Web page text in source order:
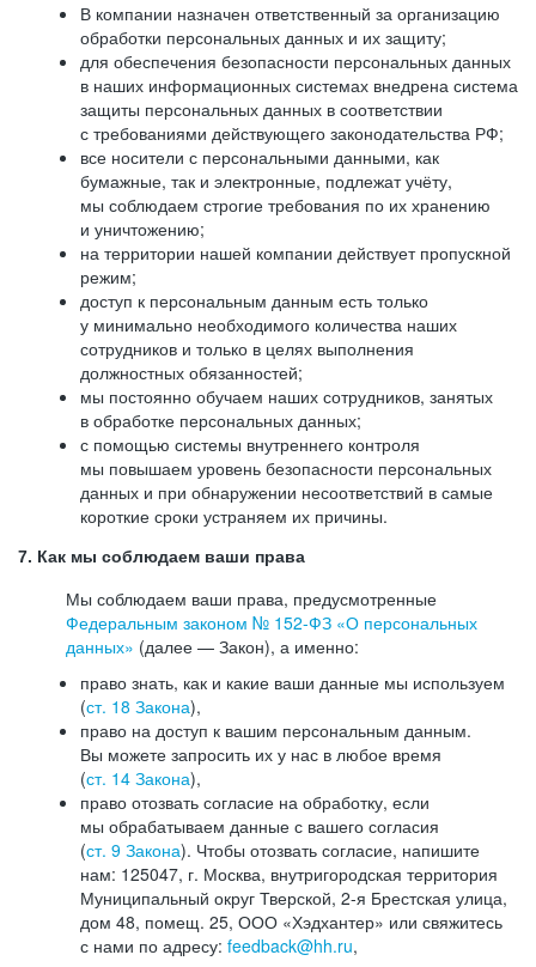
В компании назначен ответственный за организацию
обработки персональных данных и их защиту;
для обеспечения безопасности персональных данных
в наших информационных системах внедрена система
защиты персональных данных в соответствии
с требованиями действующего законодательства РФ;
все носители с персональными данными, как
бумажные, так и электронные, подлежат учёту,
мы соблюдаем строгие требования по их хранению
и уничтожению;
на территории нашей компании действует пропускной
режим;
доступ к персональным данным есть только
у минимально необходимого количества наших
сотрудников и только в целях выполнения
должностных обязанностей;
мы постоянно обучаем наших сотрудников, занятых
в обработке персональных данных;
с помощью системы внутреннего контроля
мы повышаем уровень безопасности персональных
данных и при обнаружении несоответствий в самые
короткие сроки устраняем их причины.
7. Как мы соблюдаем ваши права
Мы соблюдаем ваши права, предусмотренные
Федеральным законом № 152-ФЗ «О персональных
данных» (далее — Закон), а именно:
право знать, как и какие ваши данные мы используем
(ст. 18 Закона),
право на доступ к вашим персональным данным.
Вы можете запросить их у нас в любое время
(ст. 14 Закона),
право отозвать согласие на обработку, если
мы обрабатываем данные с вашего согласия
(ст. 9 Закона). Чтобы отозвать согласие, напишите
нам: 125047, г. Москва, внутригородская территория
Муниципальный округ Тверской, 2-я Брестская улица,
дом 48, помещ. 25, ООО «Хэдхантер» или свяжитесь
с нами по адресу: feedback@hh.ru,